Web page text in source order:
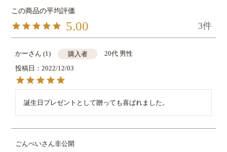
5.00 3
かー 1 購入者 20代 男性
投稿日
2022/12/03
誕生日プレゼントとして贈っても喜ばれました。
ごんぺい
非公開